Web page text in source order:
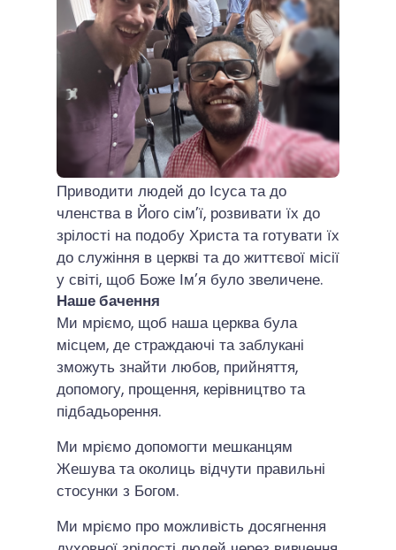
Наша мета табачення
Наша мета
Приводити людей до Ісуса та до
членства в Його сім’ї, розвивати їх до
зрілості на подобу Христа та готувати їх
до служіння в церкві та до життєвої місії
у світі, щоб Боже Ім’я було звеличене.
Наше бачення
Ми мріємо, щоб наша церква була
місцем, де страждаючі та заблукані
зможуть знайти любов, прийняття,
допомогу, прощення, керівництво та
підбадьорення.
Ми мріємо допомогти мешканцям
Жешува та околиць відчути правильні
стосунки з Богом.
Ми мріємо про можливість досягнення